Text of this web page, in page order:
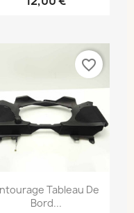
Tableau De
Bord...
favorite_border